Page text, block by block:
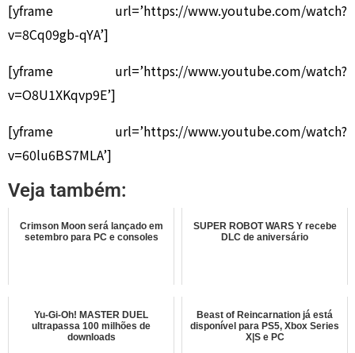
[yframe url=’https://www.youtube.com/watch?
v=8Cq09gb-qYA’]
[yframe url=’https://www.youtube.com/watch?
v=O8U1XKqvp9E’]
[yframe url=’https://www.youtube.com/watch?
v=60lu6BS7MLA’]
Veja também:
Crimson Moon será lançado em
setembro para PC e consoles
SUPER ROBOT WARS Y recebe
DLC de aniversário
Yu-Gi-Oh! MASTER DUEL
ultrapassa 100 milhões de
downloads
Beast of Reincarnation já está
disponível para PS5, Xbox Series
X|S e PC